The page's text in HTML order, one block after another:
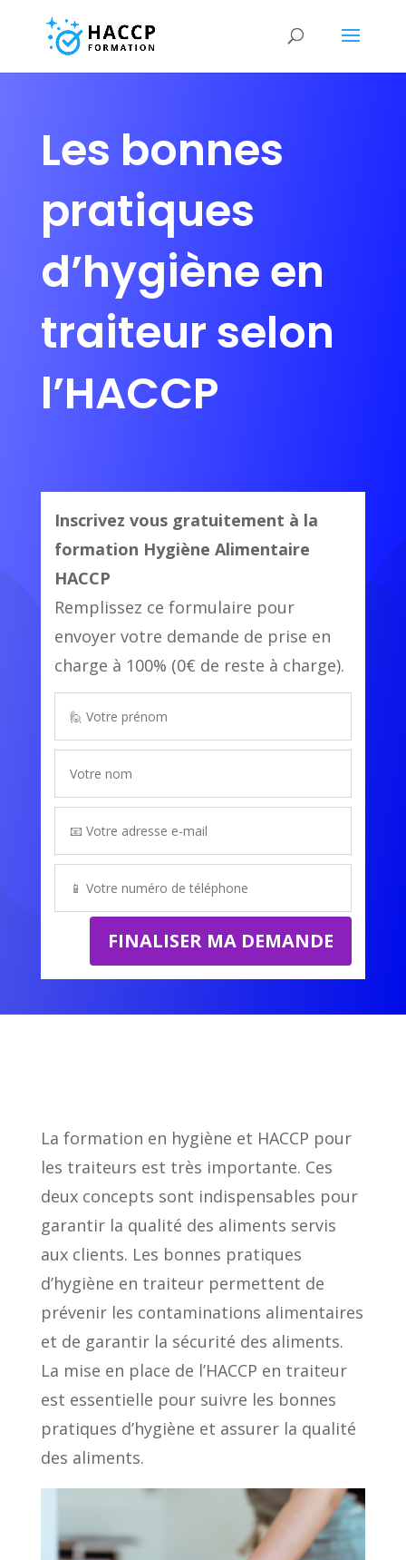
Les bonnes
pratiques
d’hygiène en
traiteur selon
l’HACCP
Inscrivez vous gratuitement à la
formation Hygiène Alimentaire
HACCP
Remplissez ce formulaire pour
envoyer votre demande de prise en
charge à 100% (0€ de reste à charge).
FINALISER MA DEMANDE
La formation en hygiène et HACCP pour
les traiteurs est très importante. Ces
deux concepts sont indispensables pour
garantir la qualité des aliments servis
aux clients. Les bonnes pratiques
d’hygiène en traiteur permettent de
prévenir les contaminations alimentaires
et de garantir la sécurité des aliments.
La mise en place de l’HACCP en traiteur
est essentielle pour suivre les bonnes
pratiques d’hygiène et assurer la qualité
des aliments.